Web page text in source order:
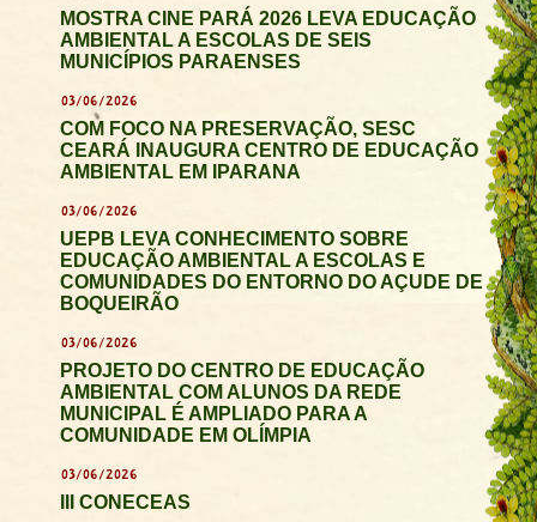
MOSTRA CINE PARÁ 2026 LEVA EDUCAÇÃO
AMBIENTAL A ESCOLAS DE SEIS
MUNICÍPIOS PARAENSES
03/06/2026
COM FOCO NA PRESERVAÇÃO, SESC
CEARÁ INAUGURA CENTRO DE EDUCAÇÃO
AMBIENTAL EM IPARANA
03/06/2026
UEPB LEVA CONHECIMENTO SOBRE
EDUCAÇÃO AMBIENTAL A ESCOLAS E
COMUNIDADES DO ENTORNO DO AÇUDE DE
BOQUEIRÃO
03/06/2026
PROJETO DO CENTRO DE EDUCAÇÃO
AMBIENTAL COM ALUNOS DA REDE
MUNICIPAL É AMPLIADO PARA A
COMUNIDADE EM OLÍMPIA
03/06/2026
III CONECEAS